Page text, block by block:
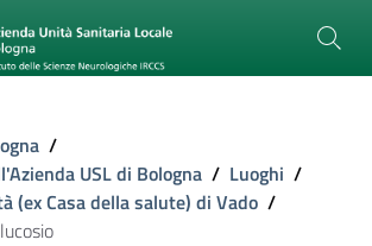
/
USL di Bologna / Luoghi /
(ex Casa della salute) di Vado /